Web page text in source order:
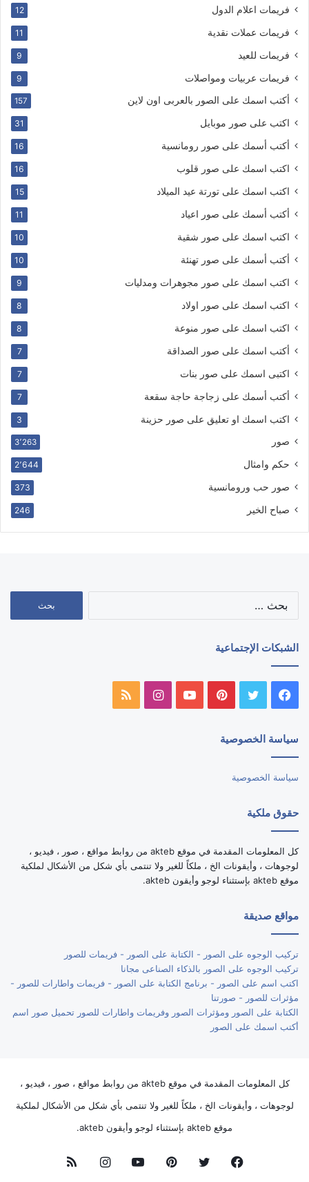
فريمات اعلام الدول 12
فريمات عملات نقدية 11
فريمات للعيد 9
فريمات عربيات ومواصلات 9
أكتب اسمك على الصور بالعربى اون لاين 157
اكتب على صور موبايل 31
أكتب أسمك على صور رومانسية 16
اكتب اسمك على صور قلوب 16
اكتب اسمك على تورتة عيد الميلاد 15
أكتب أسمك على صور اعياد 11
اكتب اسمك على صور شقية 10
أكتب أسمك على صور تهنئة 10
اكتب اسمك على صور مجوهرات ومدليات 9
اكتب اسمك على صور اولاد 8
اكتب اسمك على صور منوعة 8
أكتب اسمك على صور الصداقة 7
اكتبى اسمك على صور بنات 7
أكتب أسمك على زجاجة حاجة سقعة 7
اكتب اسمك او تعليق على صور حزينة 3
صور 3٬263
حكم وامثال 2٬644
صور حب ورومانسية 373
صباح الخير 246
الشبكات الإجتماعية
فيسبوك تويتر بينتيريستيوتيوبانستقرامملخص
سياسة الخصوصية
سياسة الخصوصية
حقوق ملكية
كل المعلومات المقدمة في موقع akteb من روابط مواقع ، صور ، فيديو ،
لوجوهات ، وأيقونات الخ ، ملكاً للغير ولا تنتمى بأي شكل من الأشكال لملكية
موقع akteb بإستثناء لوجو وأيقون akteb.
مواقع صديقة
تركيب الوجوه على الصور - الكتابة على الصور - فريمات للصور
تركيب الوجوه على الصور بالذكاء الصناعى مجانا
اكتب اسم على الصور - برنامج الكتابة على الصور - فريمات واطارات للصور -
مؤثرات للصور - صورتنا
الكتابة على الصور ومؤثرات الصور وفريمات واطارات للصور تحميل صور اسم
أكتب اسمك على الصور
كل المعلومات المقدمة في موقع akteb من روابط مواقع ، صور ، فيديو ،
لوجوهات ، وأيقونات الخ ، ملكاً للغير ولا تنتمى بأي شكل من الأشكال لملكية
موقع akteb بإستثناء لوجو وأيقون akteb.
فيسبوك تويتر بينتيريستيوتيوبانستقرامملخص